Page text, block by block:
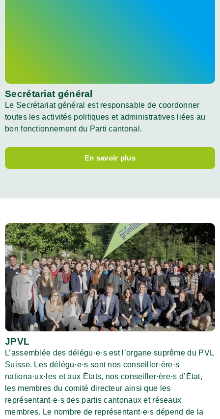
Secrétariat général
Le Secrétariat général est responsable de coordonner
toutes les activités politiques et administratives liées au
bon fonctionnement du Parti cantonal.
En savoir plus
JPVL
L’assemblée des délégu·e·s est l’organe suprême du PVL
Suisse. Les délégu·e·s sont nos conseiller·ère·s
nationa·ux·les et aux États, nos conseiller·ère·s d’État,
les membres du comité directeur ainsi que les
représentant·e·s des partis cantonaux et réseaux
membres. Le nombre de représentant·e·s dépend de la